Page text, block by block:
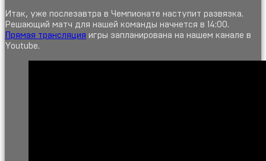
Итак, уже послезавтра в Чемпионате наступит развязка.
Решающий матч для нашей команды начнется в 14:00.
Прямая трансляция игры запланирована на нашем канале в
Youtube.